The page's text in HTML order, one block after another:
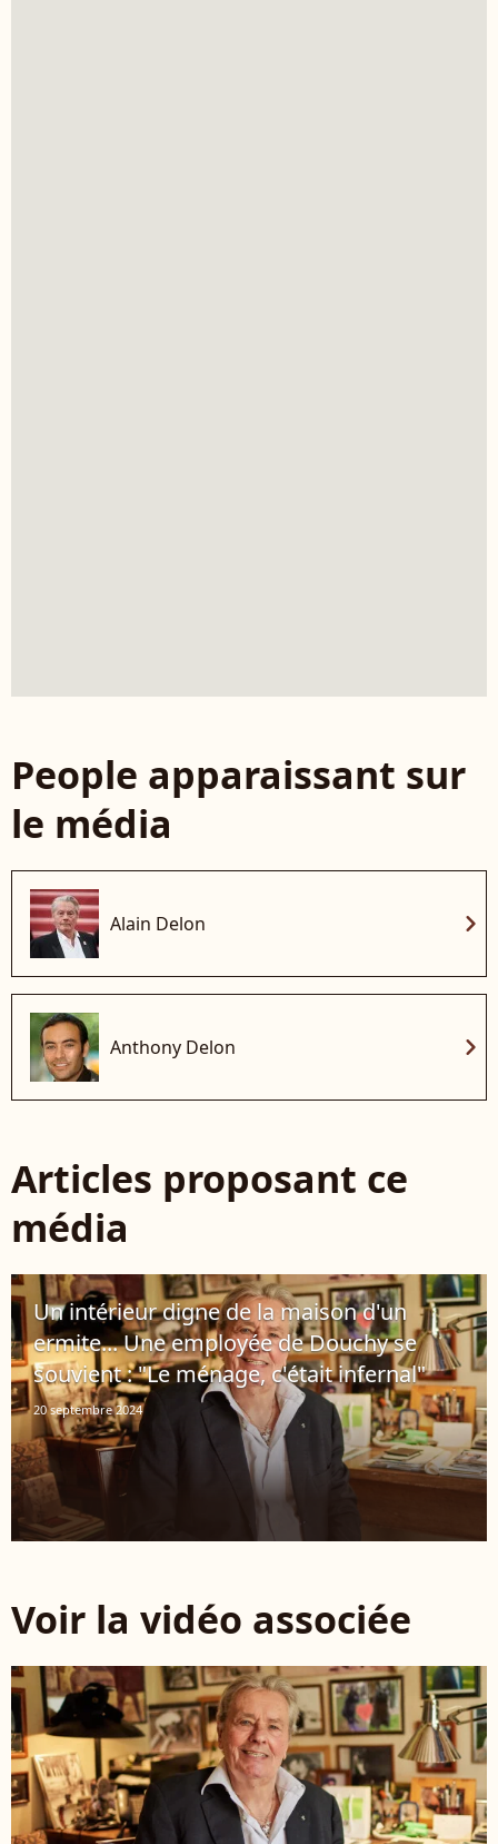
People apparaissant sur
le média
Alain Delon chevron_right
Anthony Delon chevron_right
Articles proposant ce
média
Un intérieur digne de la maison d'un
ermite... Une employée de Douchy se
souvient : "Le ménage, c'était infernal"
20 septembre 2024
Voir la vidéo associée